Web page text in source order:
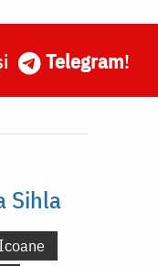
Telegram!
Sihla
Icoane